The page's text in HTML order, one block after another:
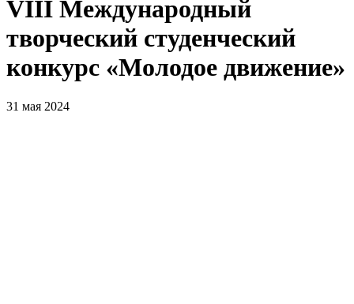
VIII Международный
творческий студенческий
конкурс «Молодое движение»
31 мая 2024